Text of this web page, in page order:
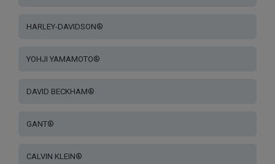
HARLEY-DAVIDSON®
YOHJI YAMAMOTO®
DAVID BECKHAM®
GANT®
CALVIN KLEIN®